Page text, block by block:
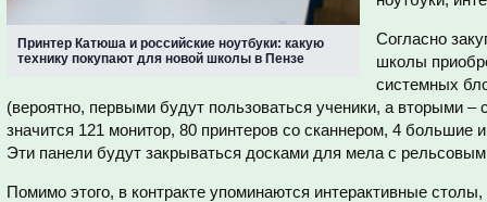
Принтер Катюша и российские ноутбуки: какую
технику покупают для новой школы в Пензе
Согласно
школы
системных
(вероятно, первыми будут пользоваться ученики, а вторыми
значится 121 монитор, 80 принтеров со сканнером, 4 большие
Эти панели будут закрываться досками для мела с
Помимо этого, в контракте упоминаются интерактивные